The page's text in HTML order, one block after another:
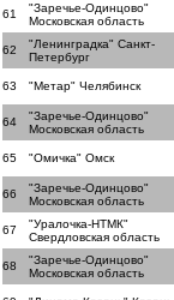
61
"Заречье-Одинцово"
Московская область
62
"Ленинградка" Санкт-
Петербург
63 "Метар" Челябинск
64
"Заречье-Одинцово"
Московская область
65 "Омичка" Омск
66
"Заречье-Одинцово"
Московская область
67
"Уралочка-НТМК"
Свердловская область
68
"Заречье-Одинцово"
Московская область